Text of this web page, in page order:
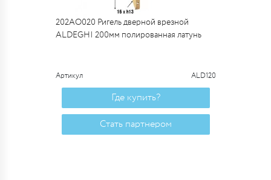
202AO020 Ригель дверной врезной
ALDEGHI 200мм полированная латунь
Артикул ALD120
Где купить?
Стать партнером